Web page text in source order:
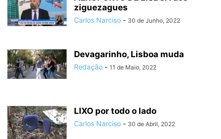
ziguezagues
Carlos Narciso - 30 de Junho, 2022
Devagarinho, Lisboa muda
Redação - 11 de Maio, 2022
LIXO por todo o lado
Carlos Narciso - 30 de Abril, 2022